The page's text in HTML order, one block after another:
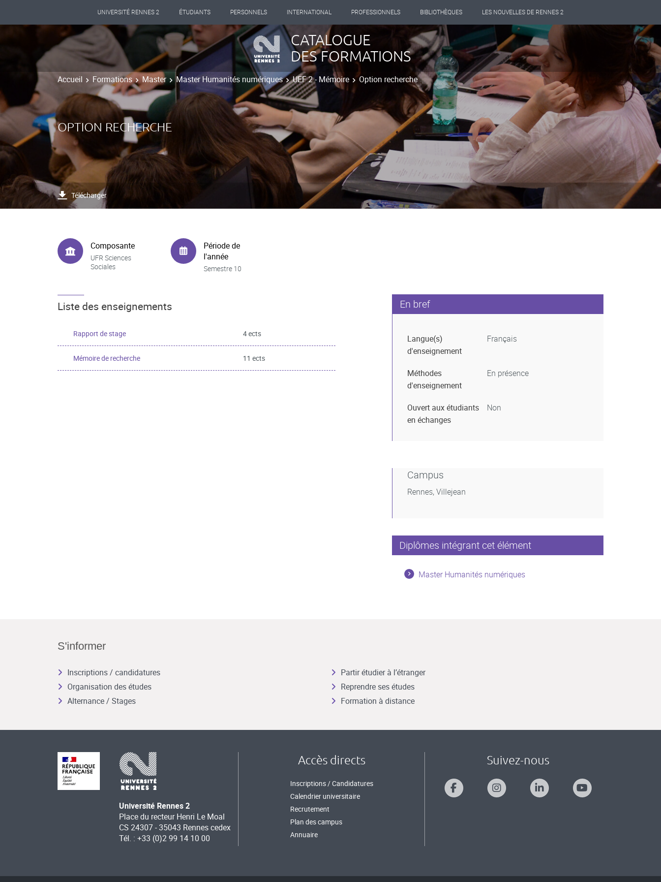
UNIVERSITÉ RENNES 2 ÉTUDIANTS PERSONNELS INTERNATIONAL PROFESSIONNELS BIBLIOTHÈQUES LES NOUVELLES DE RENNES 2
CATALOGUE
DES FORMATIONS
Accueil Formations Master Master Humanités numériques UEF 2 - Mémoire Option recherche
OPTION RECHERCHE
Télécharger
Composante
UFR Sciences
Sociales
Période de
l'année
Semestre 10
Liste des enseignements
Rapport de stage 4 ects
Mémoire de recherche 11 ects
En bref
Langue(s)
d'enseignement
Français
Méthodes
d'enseignement
En présence
Ouvert aux étudiants
en échanges
Non
Campus
Rennes, Villejean
Diplômes intégrant cet élément
Master Humanités numériques
S'informer
Inscriptions / candidatures
Organisation des études
Alternance / Stages
Partir étudier à l’étranger
Reprendre ses études
Formation à distance
Université Rennes 2
Place du recteur Henri Le Moal
CS 24307 - 35043 Rennes cedex
Tél. : +33 (0)2 99 14 10 00
Accès directs
Inscriptions / Candidatures
Calendrier universitaire
Recrutement
Plan des campus
Annuaire
Suivez-nous